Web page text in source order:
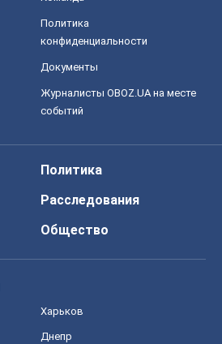
Политика
конфиденциальности
Документы
Журналисты OBOZ.UA на месте
событий
Политика
Расследования
Общество
Харьков
Днепр